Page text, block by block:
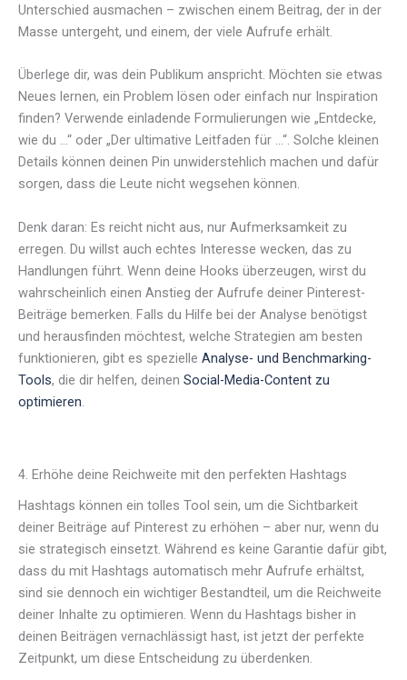
Unterschied ausmachen – zwischen einem Beitrag, der in der
Masse untergeht, und einem, der viele Aufrufe erhält.
Überlege dir, was dein Publikum anspricht. Möchten sie etwas
Neues lernen, ein Problem lösen oder einfach nur Inspiration
finden? Verwende einladende Formulierungen wie „Entdecke,
wie du …“ oder „Der ultimative Leitfaden für …“. Solche kleinen
Details können deinen Pin unwiderstehlich machen und dafür
sorgen, dass die Leute nicht wegsehen können.
Denk daran: Es reicht nicht aus, nur Aufmerksamkeit zu
erregen. Du willst auch echtes Interesse wecken, das zu
Handlungen führt. Wenn deine Hooks überzeugen, wirst du
wahrscheinlich einen Anstieg der Aufrufe deiner Pinterest-
Beiträge bemerken. Falls du Hilfe bei der Analyse benötigst
und herausfinden möchtest, welche Strategien am besten
funktionieren, gibt es spezielle Analyse- und Benchmarking-
Tools, die dir helfen, deinen Social-Media-Content zu
optimieren.
4. Erhöhe deine Reichweite mit den perfekten Hashtags
Hashtags können ein tolles Tool sein, um die Sichtbarkeit
deiner Beiträge auf Pinterest zu erhöhen – aber nur, wenn du
sie strategisch einsetzt. Während es keine Garantie dafür gibt,
dass du mit Hashtags automatisch mehr Aufrufe erhältst,
sind sie dennoch ein wichtiger Bestandteil, um die Reichweite
deiner Inhalte zu optimieren. Wenn du Hashtags bisher in
deinen Beiträgen vernachlässigt hast, ist jetzt der perfekte
Zeitpunkt, um diese Entscheidung zu überdenken.